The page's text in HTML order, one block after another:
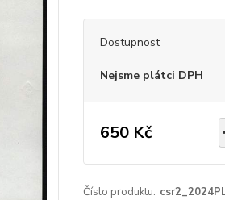
Dostupnost
Nejsme plátci DPH
650 Kč
Číslo produktu: